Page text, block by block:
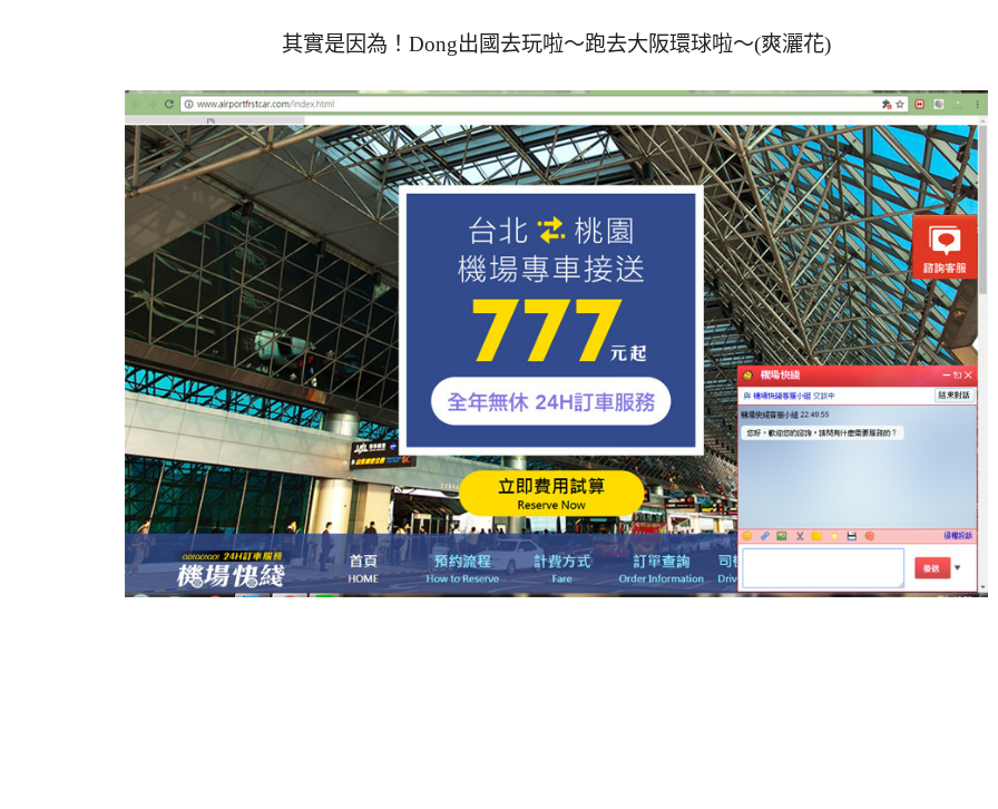
其實是因為！Dong出國去玩啦～跑去大阪環球啦～(爽灑花)